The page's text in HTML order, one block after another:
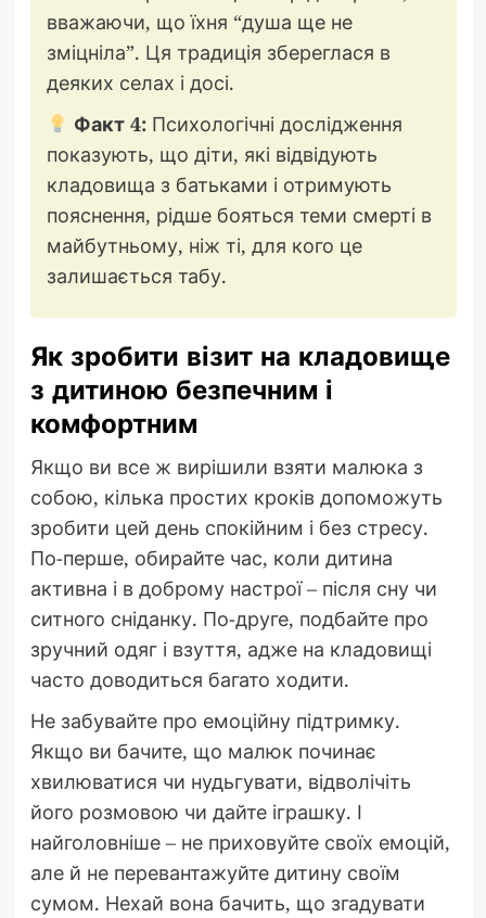
вважаючи, що їхня “душа ще не
зміцніла”. Ця традиція збереглася в
деяких селах і досі.
Факт 4: Психологічні дослідження
показують, що діти, які відвідують
кладовища з батьками і отримують
пояснення, рідше бояться теми смерті в
майбутньому, ніж ті, для кого це
залишається табу.
Як зробити візит на кладовище
з дитиною безпечним і
комфортним
Якщо ви все ж вирішили взяти малюка з
собою, кілька простих кроків допоможуть
зробити цей день спокійним і без стресу.
По-перше, обирайте час, коли дитина
активна і в доброму настрої – після сну чи
ситного сніданку. По-друге, подбайте про
зручний одяг і взуття, адже на кладовищі
часто доводиться багато ходити.
Не забувайте про емоційну підтримку.
Якщо ви бачите, що малюк починає
хвилюватися чи нудьгувати, відволічіть
його розмовою чи дайте іграшку. І
найголовніше – не приховуйте своїх емоцій,
але й не перевантажуйте дитину своїм
сумом. Нехай вона бачить, що згадувати